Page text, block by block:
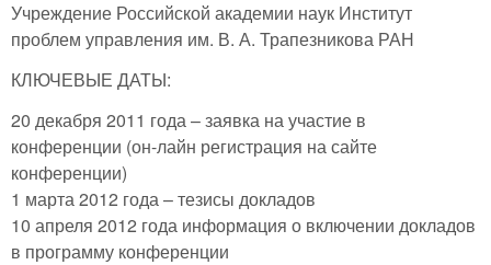
Учреждение Российской академии наук Институт
проблем управления им. В. А. Трапезникова РАН
КЛЮЧЕВЫЕ ДАТЫ:
20 декабря 2011 года – заявка на участие в
конференции (он-лайн регистрация на сайте
конференции)
1 марта 2012 года – тезисы докладов
10 апреля 2012 года информация о включении докладов
в программу конференции